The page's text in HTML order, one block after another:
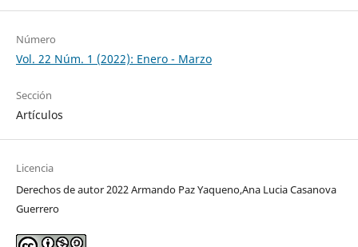
Número
Vol. 22 Núm. 1 (2022): Enero - Marzo
Sección
Artículos
Licencia
Derechos de autor 2022 Armando Paz Yaqueno,Ana Lucia Casanova
Guerrero